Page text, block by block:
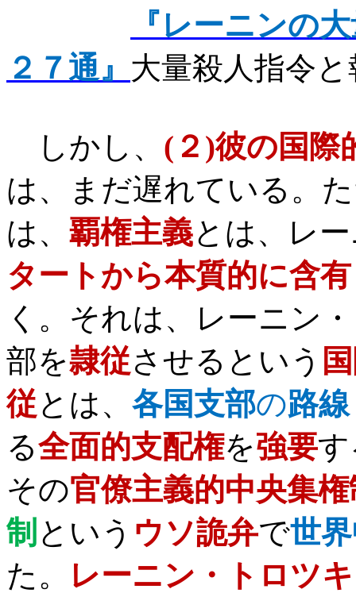
『レーニンの
２７通』 大量殺人指令
しかし、 ( ２ )彼の国際
は、まだ遅れている。
は、 覇権主義とは、レ
タートから本質的に含
く。それは、レーニン
部を隷従させるという
従とは、 各国支部の路
る全面的支配権を強要
その官僚主義的中央集
制 という ウソ詭弁で世
た。
レーニン・トロツ